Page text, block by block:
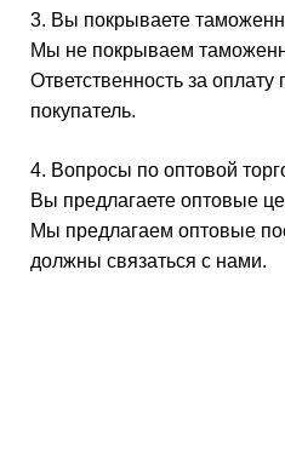
3. Вы покрываете
Мы не покрываем
Ответственность за
покупатель.
4. Вопросы по оптовой
Вы предлагаете оптовые
Мы предлагаем оптовые
должны связаться с нами.